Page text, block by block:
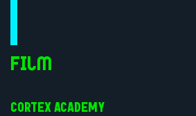
Film
CORTEX ACADEMY